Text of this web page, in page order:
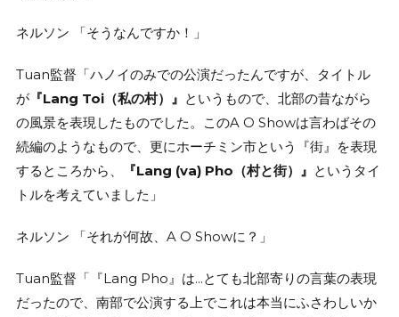
ネルソン 「そうなんですか！」
Tuan監督「ハノイのみでの公演だったんですが、タイトル
が『Lang Toi（私の村）』 というもので、北部の昔ながら
の風景を表現したものでした。このA O Showは言わばその
続編のようなもので、更にホーチミン市という『街』を表現
するところから、
『Lang (va) Pho（村と街）』 というタイ
トルを考えていました」
ネルソン 「それが何故、A O Showに？」
Tuan監督「『Lang Pho』は…とても北部寄りの言葉の表現
だったので、南部で公演する上でこれは本当にふさわしいか